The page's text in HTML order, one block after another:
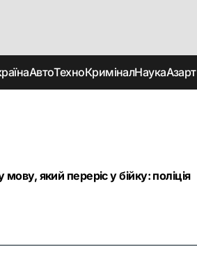
АвтоТехноКриміналНаукаАзарт
мову, який переріс у бійку: поліція